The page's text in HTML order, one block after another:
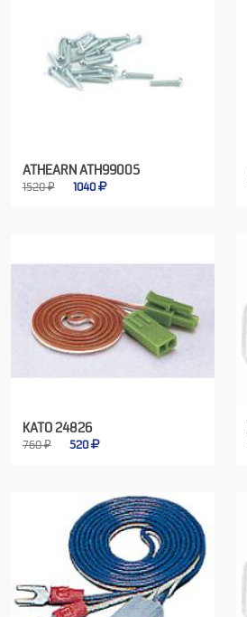
ATHEARN ATH99005
1520 ₽ 1040
KATO 24826
760 ₽ 520